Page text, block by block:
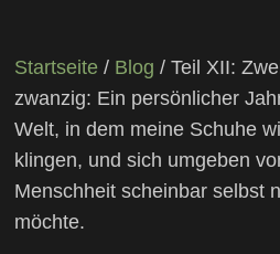
Startseite / Blog / Teil XII:
zwanzig: Ein persönlicher
Welt, in dem meine Schuhe
klingen, und sich umgeben
Menschheit scheinbar selbst
möchte.